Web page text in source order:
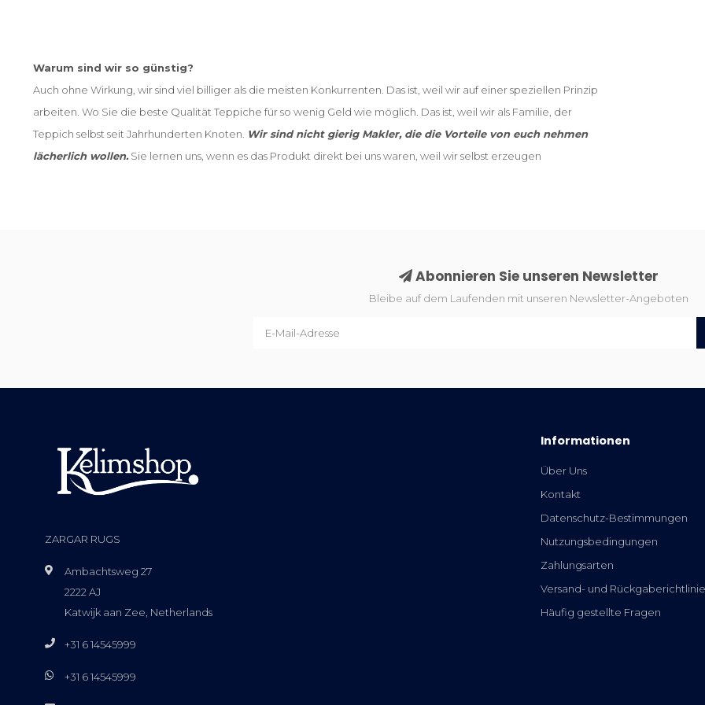
Warum sind wir so günstig?
Auch ohne Wirkung, wir sind viel billiger als die meisten Konkurrenten. Das ist, weil wir auf einer speziellen Prinzip
arbeiten. Wo Sie die beste Qualität Teppiche für so wenig Geld wie möglich. Das ist, weil wir als Familie, der
Teppich selbst seit Jahrhunderten Knoten. Wir sind nicht gierig Makler, die die Vorteile von euch nehmen
lächerlich wollen.Sie lernen uns, wenn es das Produkt direkt bei uns waren, weil wir selbst erzeugen
Abonnieren Sie unseren Newsletter
Bleibe auf dem Laufenden mit unseren Newsletter-Angeboten
ZARGAR RUGS
Ambachtsweg 27
2222 AJ
Katwijk aan Zee, Netherlands
+31 6 14545999
+31 6 14545999
Informationen
Über Uns
Kontakt
Datenschutz-Bestimmungen
Nutzungsbedingungen
Zahlungsarten
Versand- und
Häufig gestellte Fragen